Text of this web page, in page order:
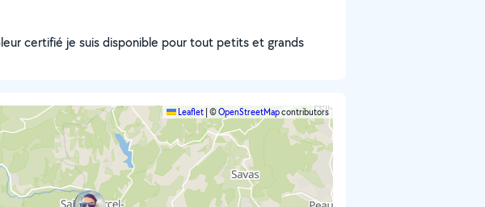
certifié je suis disponible pour tout petits et grands
Leaflet ©OpenStreetMapcontributors